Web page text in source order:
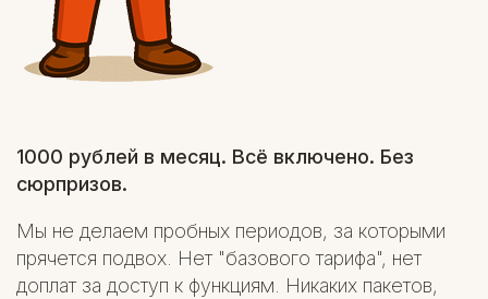
1000 рублей в месяц. Всё включено. Без
сюрпризов.
Мы не делаем пробных периодов, за которыми
прячется подвох. Нет "базового тарифа", нет
доплат за доступ к функциям. Никаких пакетов,